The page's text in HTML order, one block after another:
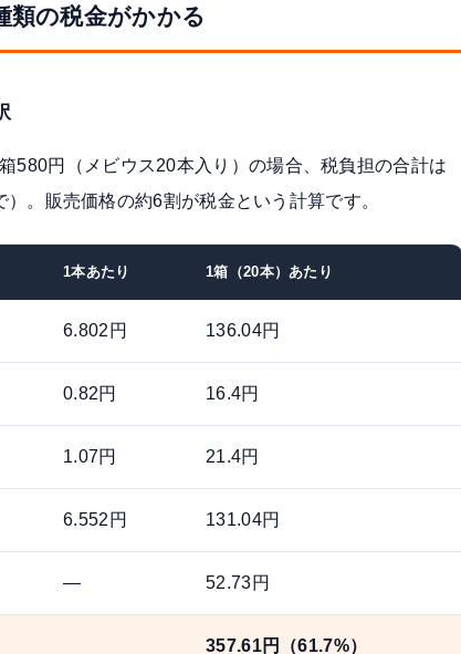
類の税金がかかる
580円（メビウス20本入り）の場合、税負担の合計は
。販売価格の約6割が税金という計算です。
1本あたり 1箱（20本）あたり
6.802円 136.04円
0.82円 16.4円
1.07円 21.4円
6.552円 131.04円
— 52.73円
357.61円（61.7%）